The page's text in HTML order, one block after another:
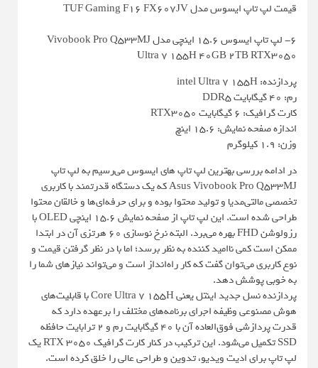
قیمت لپ‌ تاپ ایسوس مدل TUF Gaming F16 FX607JV
6- لپ تاپ ایسوس 15.6 اینچی مدل Vivobook Pro Q533MJ
Ultra 7 155H 40GB 2TB RTX3050
پردازنده: intel Ultra 7 155H
رم: 40 گیگابایت DDR5
کارت گرافیک: 6 گیگابایت RTX3050
اندازه صفحه نمایش: 15.6 اینچ
وزن: 1.9 کیلوگرم
در ادامه بررسی بهترین لپ تاپ های ایسوس می‌رسیم به لپ تاپ
Asus Vivobook Pro Q533MJ که یک دستگاه قدرتمند با کاربری
تخصصی مالتی‌مدیا و تولید محتوا بوده و برای حرفه‌ای‌ها و خالقان محتوا
طراحی شده است. این لپ تاپ از صفحه نمایش 15.6 اینچی OLED با
رزولوشن FHD بهره می‌برد. البته نرخ نوسازی 60 هرتزی آن در ابتدا
ممکن است کمی ناامید کننده به نظر برسد؛ اما با در نظر گرفتن قیمت و
نوع کاربری می‌توان گفت که کار راه‌انداز است و می‌تواند نیازهای شما را
به خوبی پوشش دهد.
پردازنده نسل جدید اینتل یعنی Core Ultra 7 155H با قابلیت‌های
هوش مصنوعی وظیفه اجرای برنامه‌های مختلف را برعهده دارد که
قدرت پردازشی فوق‌العاده آن با 40 گیگابایت رم و 2 ترابایت حافظه
SSD تکمیل می‌شود. این ترکیب در کنار کارت گرافیک RTX 3050 یک
لپ تاپ برای ادیت ویدیو، تدوین و طراحی عالی را خلق کرده است.